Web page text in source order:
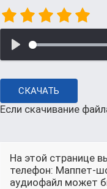
СКАЧАТЬ
Если скачивание
На этой странице
телефон: Маппет-
аудиофайл может